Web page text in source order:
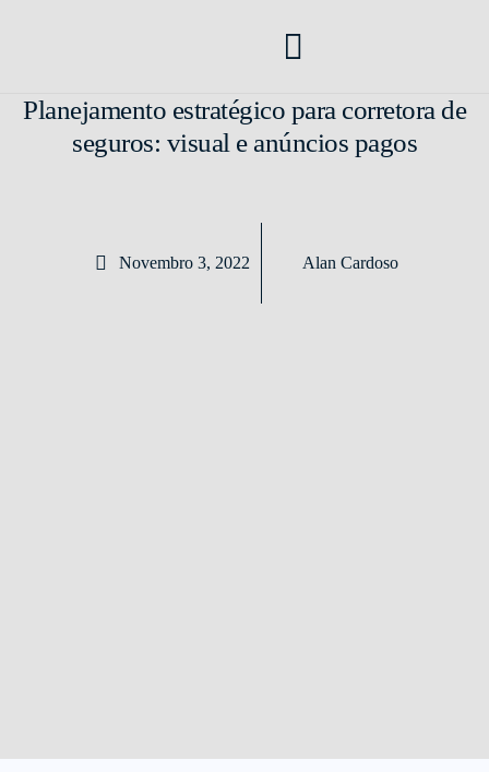
Planejamento estratégico para corretora de
seguros: visual e anúncios pagos
Novembro 3, 2022 Alan Cardoso